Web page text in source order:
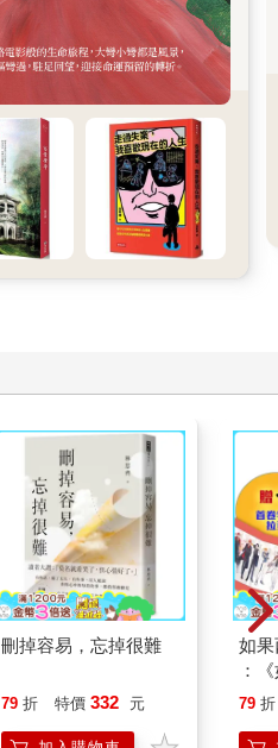
刪掉容易，忘掉很難
79 折 特價 332 元
如
：
喵
79 折